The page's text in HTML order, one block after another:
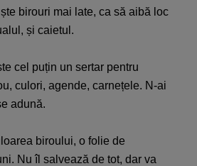
birouri mai late, ca să aibă loc
și caietul.
cel puțin un sertar pentru
culori, agende, carnețele. N-ai
adună.
biroului, o folie de
Nu îl salvează de tot, dar va